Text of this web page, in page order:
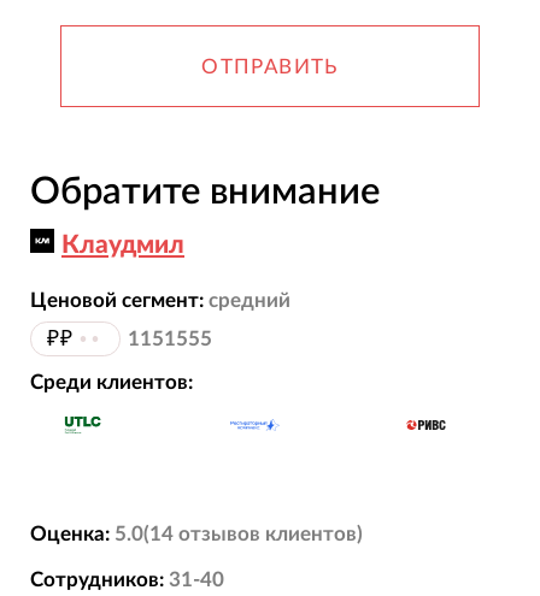
ОТПРАВИТЬ
Обратите внимание
Клаудмил
Ценовой сегмент: средний
₽₽ •• 1151555
Среди клиентов:
Оценка: 5.0(14 отзывов клиентов)
Сотрудников: 31-40